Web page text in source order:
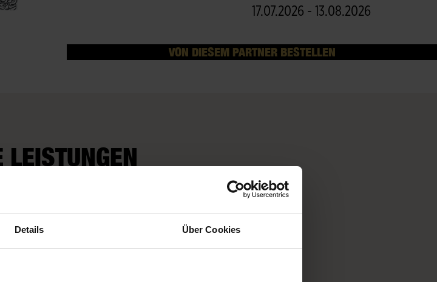
Details Über Cookies
17.07.2026 - 13.08.2026
VON DIESEM PARTNER BESTELLEN
LEISTUNGEN
auch um Extra-